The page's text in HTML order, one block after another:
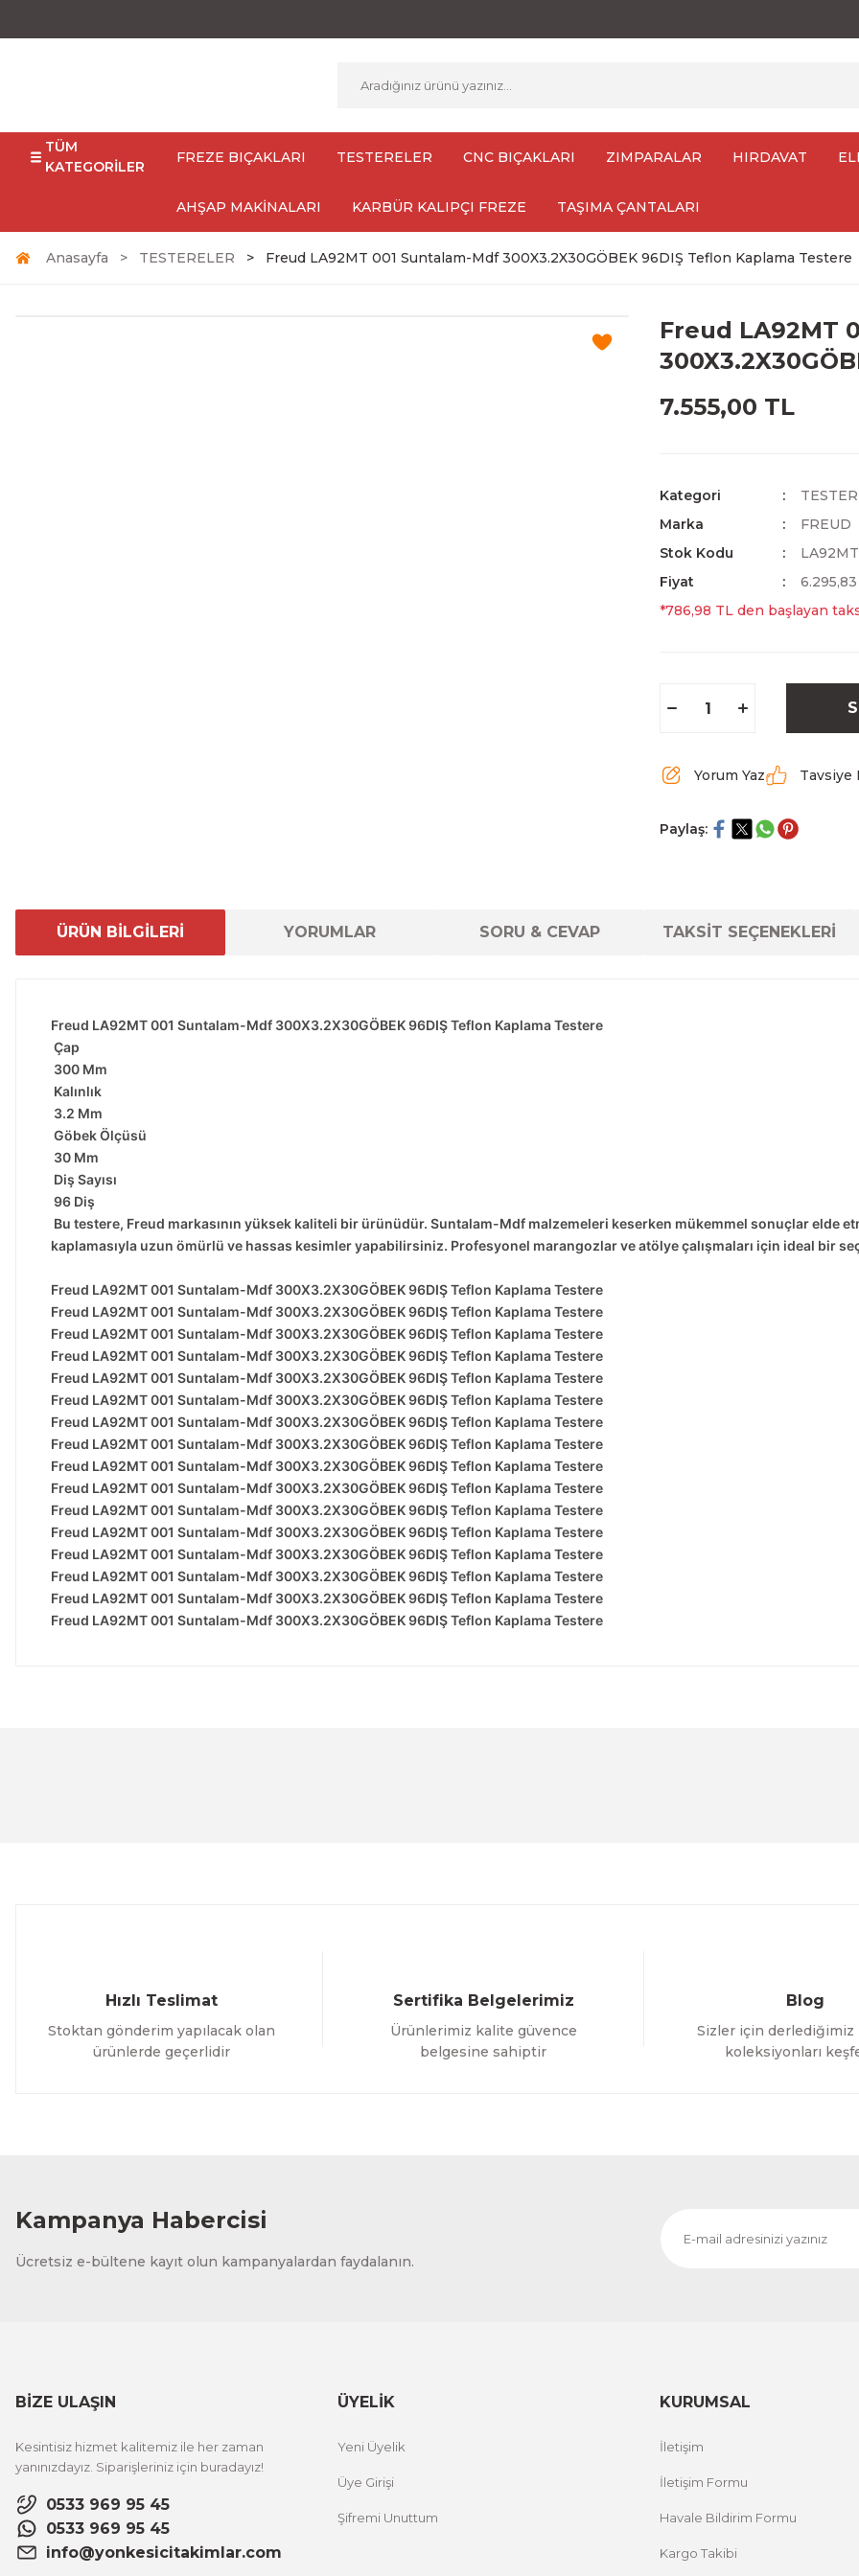
TÜM
KATEGORİLER
FREZE BIÇAKLARI TESTERELER CNC BIÇAKLARI ZIMPARALAR HIRDAVAT
AHŞAP MAKİNALARI KARBÜR KALIPÇI FREZE TAŞIMA ÇANTALARI
Anasayfa TESTERELER Freud LA92MT 001 Suntalam-Mdf 300X3.2X30GÖBEK 96DIŞ Teflon Kaplama Testere
Freud LA92MT
7.555,00 TL
Kategori
Marka
FREUD
Stok Kodu
LA92MT
Fiyat
*786,98 TL den başlayan
Yorum Yaz Tavsiye
Paylaş:
ÜRÜN BİLGİLERİ YORUMLAR SORU & CEVAP TAKSİT SEÇENEKLERİ
Freud LA92MT 001 Suntalam-Mdf 300X3.2X30GÖBEK 96DIŞ Teflon Kaplama Testere
Çap
300 Mm
Kalınlık
3.2 Mm
Göbek Ölçüsü
30 Mm
Diş Sayısı
96 Diş
Bu testere, Freud markasının yüksek kaliteli bir ürünüdür. Suntalam-Mdf malzemeleri keserken mükemmel sonuçlar elde
kaplamasıyla uzun ömürlü ve hassas kesimler yapabilirsiniz. Profesyonel marangozlar ve atölye çalışmaları için ideal bir
Freud LA92MT 001 Suntalam-Mdf 300X3.2X30GÖBEK 96DIŞ Teflon Kaplama Testere
Freud LA92MT 001 Suntalam-Mdf 300X3.2X30GÖBEK 96DIŞ Teflon Kaplama Testere
Freud LA92MT 001 Suntalam-Mdf 300X3.2X30GÖBEK 96DIŞ Teflon Kaplama Testere
Freud LA92MT 001 Suntalam-Mdf 300X3.2X30GÖBEK 96DIŞ Teflon Kaplama Testere
Freud LA92MT 001 Suntalam-Mdf 300X3.2X30GÖBEK 96DIŞ Teflon Kaplama Testere
Freud LA92MT 001 Suntalam-Mdf 300X3.2X30GÖBEK 96DIŞ Teflon Kaplama Testere
Freud LA92MT 001 Suntalam-Mdf 300X3.2X30GÖBEK 96DIŞ Teflon Kaplama Testere
Freud LA92MT 001 Suntalam-Mdf 300X3.2X30GÖBEK 96DIŞ Teflon Kaplama Testere
Freud LA92MT 001 Suntalam-Mdf 300X3.2X30GÖBEK 96DIŞ Teflon Kaplama Testere
Freud LA92MT 001 Suntalam-Mdf 300X3.2X30GÖBEK 96DIŞ Teflon Kaplama Testere
Freud LA92MT 001 Suntalam-Mdf 300X3.2X30GÖBEK 96DIŞ Teflon Kaplama Testere
Freud LA92MT 001 Suntalam-Mdf 300X3.2X30GÖBEK 96DIŞ Teflon Kaplama Testere
Freud LA92MT 001 Suntalam-Mdf 300X3.2X30GÖBEK 96DIŞ Teflon Kaplama Testere
Freud LA92MT 001 Suntalam-Mdf 300X3.2X30GÖBEK 96DIŞ Teflon Kaplama Testere
Freud LA92MT 001 Suntalam-Mdf 300X3.2X30GÖBEK 96DIŞ Teflon Kaplama Testere
Freud LA92MT 001 Suntalam-Mdf 300X3.2X30GÖBEK 96DIŞ Teflon Kaplama Testere
Hızlı Teslimat
Stoktan gönderim yapılacak olan
ürünlerde geçerlidir
Sertifika Belgelerimiz
Ürünlerimiz kalite güvence
belgesine sahiptir
Blog
Sizler için derlediğimiz
koleksiyonları
Kampanya Habercisi
Ücretsiz e-bültene kayıt olun kampanyalardan faydalanın.
BİZE ULAŞIN
Kesintisiz hizmet kalitemiz ile her zaman
yanınızdayız. Siparişleriniz için buradayız!
0533 969 95 45
0533 969 95 45
info@yonkesicitakimlar.com
ÜYELİK
Yeni Üyelik
Üye Girişi
Şifremi Unuttum
KURUMSAL
İletişim
İletişim Formu
Havale Bildirim Formu
Kargo Takibi